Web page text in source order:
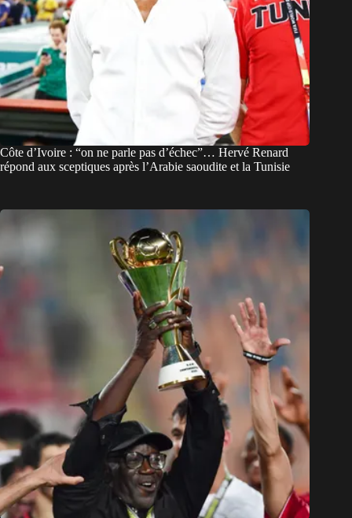
Côte d’Ivoire : “on ne parle pas d’échec”… Hervé Renard
répond aux sceptiques après l’Arabie saoudite et la Tunisie